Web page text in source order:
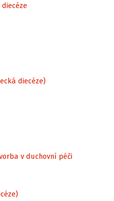
diecéze)
v duchovní péči